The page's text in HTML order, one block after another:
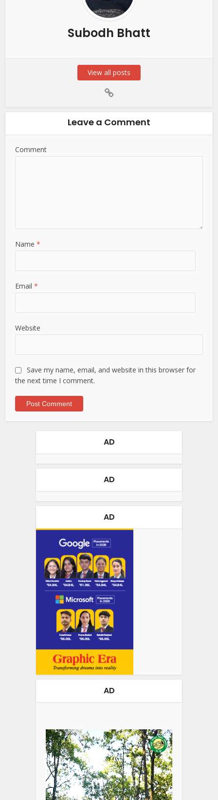
Subodh Bhatt
View all posts
Leave a Comment
Comment
Name*
Email*
Website
Save my name, email, and website in this browser for
the next time I comment.
AD
AD
AD
AD